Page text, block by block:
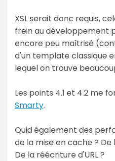
XSL serait donc requis,
frein au développement
encore peu maîtrisé
d'un template classique
lequel on trouve
Les points 4.1 et 4.2 me
Smarty.
Quid également des
de la mise en cache ?
De la réécriture d'URL ?